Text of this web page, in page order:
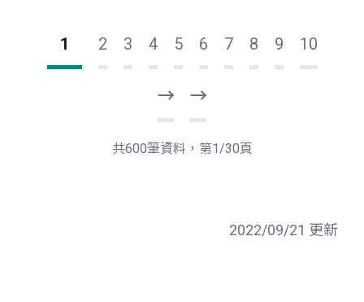
1 2 3 4 5 6 7 8 9 10
一
頁
後
一
共600筆資料，第1/30頁
2022/09/21 更新